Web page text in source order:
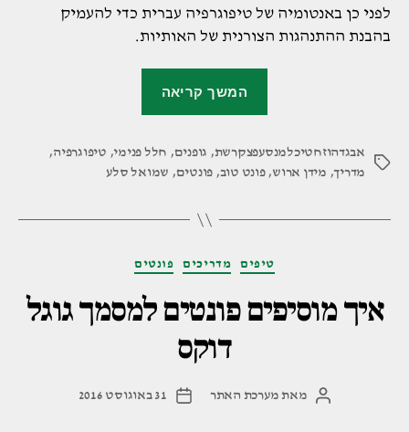
לפני כן באנטומיה של טיפוגרפיה עברית כדי להעמיק
בהבנת ההתנהגות הצורנית של האותיות.
המשך קריאה
ואיך
בוחרים
תגיות
אבגדהוזחטיכלמנסעפצקרשת, גופנים, חלל פנימי, טיפוגרפיה,
מדריך, מידן ארוש,פונט טוב, פונטים, שמואל סלע
קטגוריות טיפים מדריכים פונטים
איך מוסיפים פונטים למסמך גוגל
דוקס
המחבר
מאת מערכת האתר
תאריך
31 באוגוסט 2016